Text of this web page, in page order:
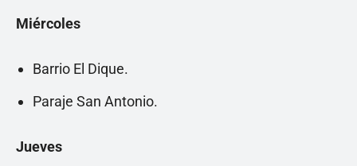
Miércoles
Barrio El Dique.
Paraje San Antonio.
Jueves